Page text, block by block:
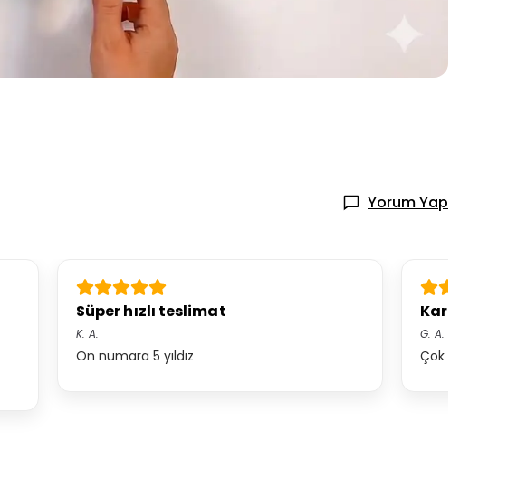
Yorum Yap
Süper hızlı teslimat
K. A.
On numara 5 yıldız
Kargo
G. A.
Çok kaliteli